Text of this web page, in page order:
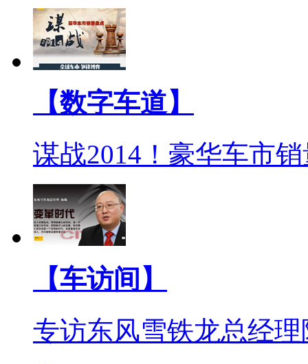
【数字车道】
谋战2014！豪华车市
【车访间】
专访东风雪铁龙总经